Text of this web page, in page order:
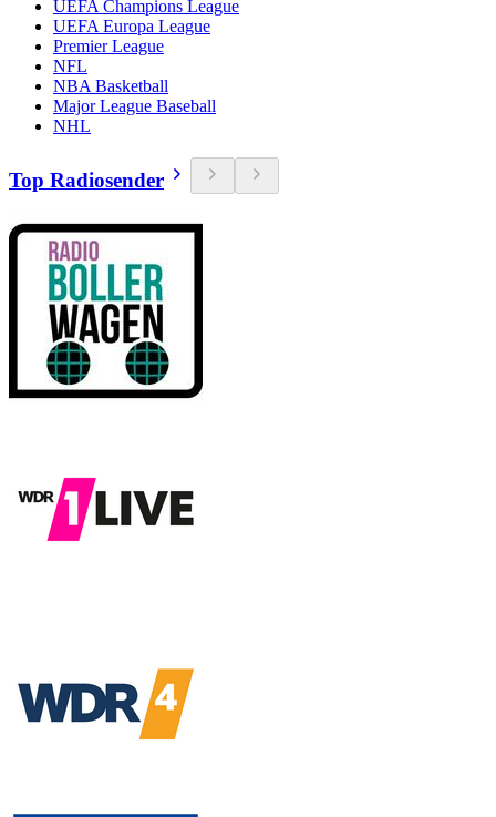
UEFA Champions League
UEFA Europa League
Premier League
NFL
NBA Basketball
Major League Baseball
NHL
Top Radiosender